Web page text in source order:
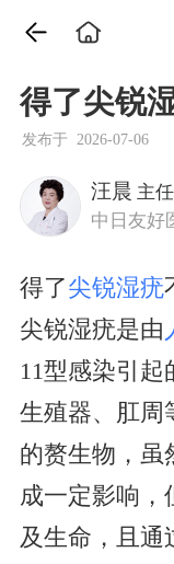
得了尖锐
发布于 2026-07-06
汪晨 主
得了尖锐湿疣
尖锐湿疣是由
11型感染引
生殖器、肛周
的赘生物，虽
成一定影响，
及生命，且通